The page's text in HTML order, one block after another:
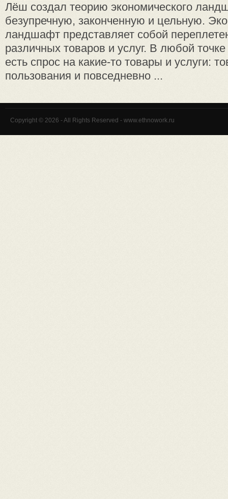
Лёш создал теорию экономического
безупречную, законченную и цельную.
ландшафт представляет собой
различных товаров и услуг. В любой
есть спрос на какие-то товары и услуги:
пользования и повседневно ...
Copyright © 2026 - All Rights Reserved - www.ethnowork.ru